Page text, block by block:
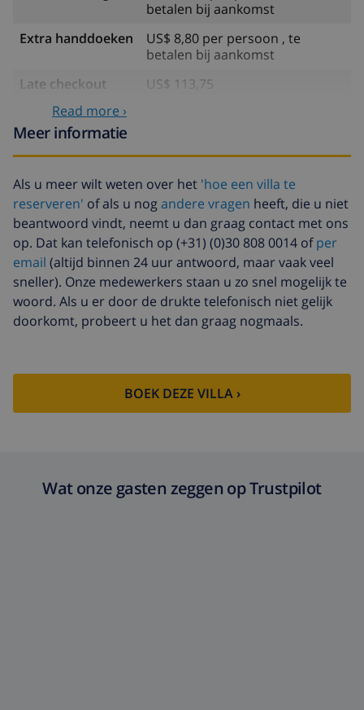
betalen bij aankomst
Extra handdoeken
US$ 8,80 per persoon , te
betalen bij aankomst
Late checkout
US$ 113,75
schoonmaak
Annuleringsfonds:
4.80% van het totale bedrag
Read more ›
Meer informatie
Als u meer wilt weten over het 'hoe een villa te
reserveren' of als u nogandere vragen heeft, die u niet
beantwoord vindt, neemt u dan graag contact met ons
op. Dat kan telefonisch op (+31) (0)30 808 0014 ofper
email (altijd binnen 24 uur antwoord, maar vaak veel
sneller). Onze medewerkers staan u zo snel mogelijk te
woord. Als u er door de drukte telefonisch niet gelijk
doorkomt, probeert u het dan graag nogmaals.
BOEK DEZE VILLA ›
Wat onze gasten zeggen op Trustpilot